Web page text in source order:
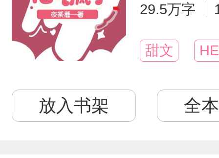
29.5万字
甜文 HE
放入书架 全